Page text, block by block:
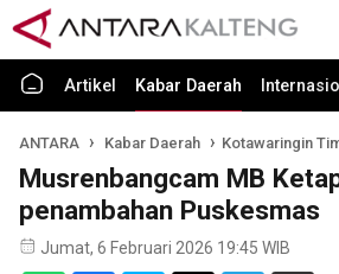
Artikel Kabar Daerah
ANTARA Kabar Daerah Kotawaringin
Musrenbangcam MB
penambahan Puskesmas
Jumat, 6 Februari 2026 19:45 WIB